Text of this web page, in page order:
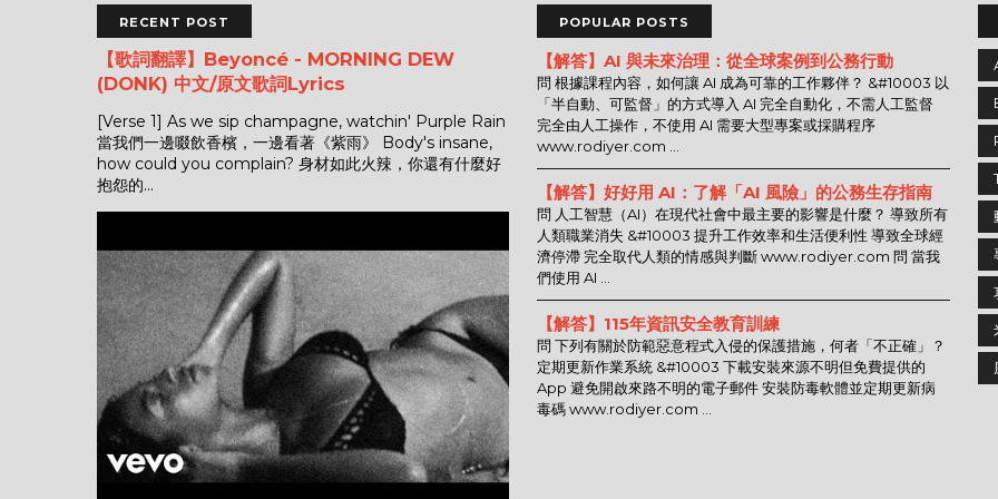
RECENT POST
【歌詞翻譯】Beyoncé - MORNING DEW
(DONK) 中文/原文歌詞Lyrics
[Verse 1] As we sip champagne, watchin' Purple Rain
當我們一邊啜飲香檳，一邊看著《紫雨》 Body's insane,
how could you complain? 身材如此火辣，你還有什麼好
抱怨的...
POPULAR POSTS
【解答】AI 與未來治理：從全球案例到公務行動
問 根據課程內容，如何讓 AI 成為可靠的工作夥伴？ &#10003 以
「半自動、可監督」的方式導入 AI 完全自動化，不需人工監督
完全由人工操作，不使用 AI 需要大型專案或採購程序
www.rodiyer.com ...
【解答】好好用 AI：了解「AI 風險」的公務生存指南
問 人工智慧（AI）在現代社會中最主要的影響是什麼？ 導致所有
人類職業消失 &#10003 提升工作效率和生活便利性 導致全球經
濟停滯 完全取代人類的情感與判斷 www.rodiyer.com 問 當我
們使用 AI ...
【解答】115年資訊安全教育訓練
問 下列有關於防範惡意程式入侵的保護措施，何者「不正確」？
定期更新作業系統 &#10003 下載安裝來源不明但免費提供的
App 避免開啟來路不明的電子郵件 安裝防毒軟體並定期更新病
毒碼 www.rodiyer.com ...